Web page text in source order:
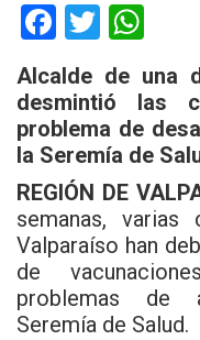
F
a
ce
b
o
o
k
T
wi
tt
er
at
s
A
p
p
Alcalde de una
desmintió las
problema de
la Seremía de
REGIÓN DE
semanas,
Valparaíso han
de
problemas de
Seremía de Salud.